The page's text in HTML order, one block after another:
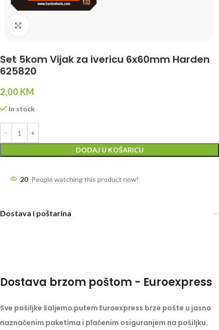
Set 5kom Vijak za ivericu 6x60mm Harden
625820
2,00 KM
In stock
DODAJ U KOŠARICU
20 People watching this product now!
Dostava i poštarina
Dostava brzom poštom - Euroexpress
Sve pošiljke šaljemo putem Euroexpress brze pošte u jasno
naznačenim paketima i plaćenim osiguranjem na pošiljku.